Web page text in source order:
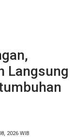
Langsung
2026 WIB